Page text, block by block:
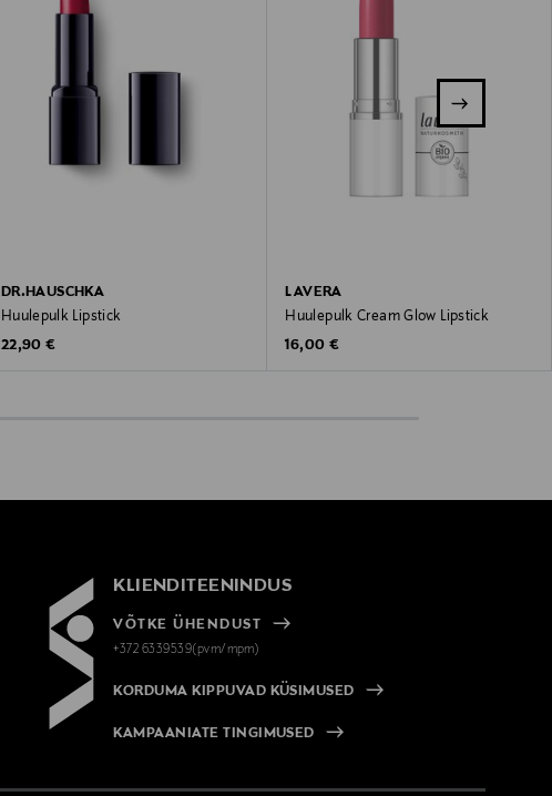
DR.HAUSCHKA
Huulepulk Lipstick
Original Price
22,90 €
LAVERA
Huulepulk Cream Glow Lipstick
Original Price
16,00 €
KLIENDITEENINDUS
VÕTKE ÜHENDUST
+372 6339539(pvm/mpm)
KORDUMA KIPPUVAD KÜSIMUSED
KAMPAANIATE TINGIMUSED